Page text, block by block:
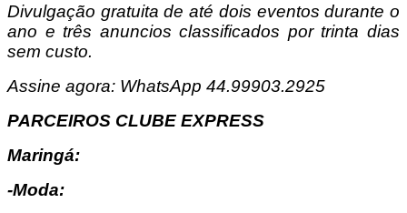
Divulgação gratuita de até dois eventos durante o
ano e três anuncios classificados por trinta dias
sem custo.
Assine agora: WhatsApp 44.99903.2925
PARCEIROS CLUBE EXPRESS
Maringá:
-Moda: